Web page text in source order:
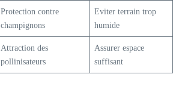
Protection contre
champignons
Eviter terrain trop
humide
Attraction des
pollinisateurs
Assurer espace
suffisant